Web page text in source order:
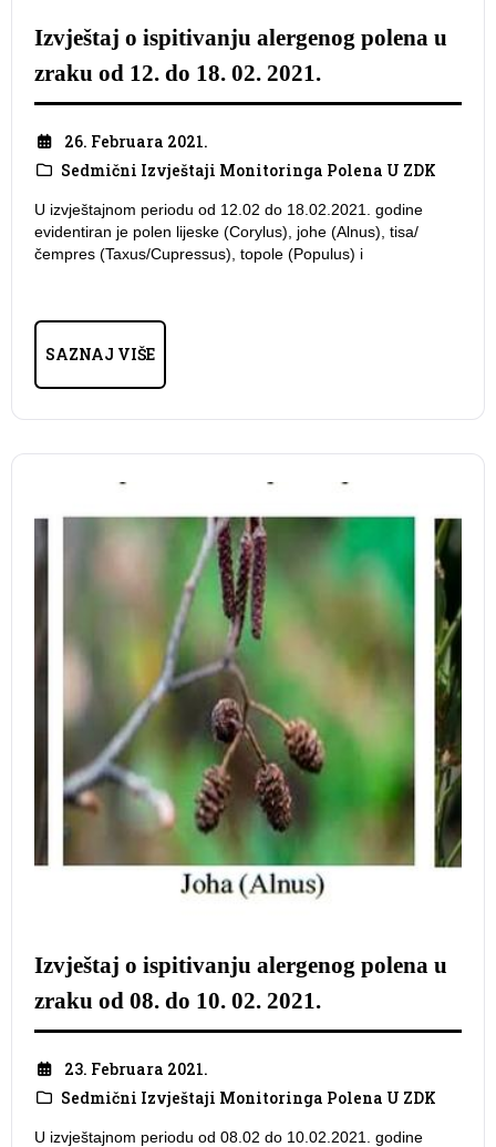
Izvještaj o ispitivanju alergenog polena u
zraku od 12. do 18. 02. 2021.
26. Februara 2021.
Sedmični Izvještaji Monitoringa Polena U ZDK
U izvještajnom periodu od 12.02 do 18.02.2021. godine
evidentiran je polen lijeske (Corylus), johe (Alnus), tisa/
čempres (Taxus/Cupressus), topole (Populus) i
SAZNAJ VIŠE
Izvještaj o ispitivanju alergenog polena u
zraku od 08. do 10. 02. 2021.
23. Februara 2021.
Sedmični Izvještaji Monitoringa Polena U ZDK
U izvještajnom periodu od 08.02 do 10.02.2021. godine